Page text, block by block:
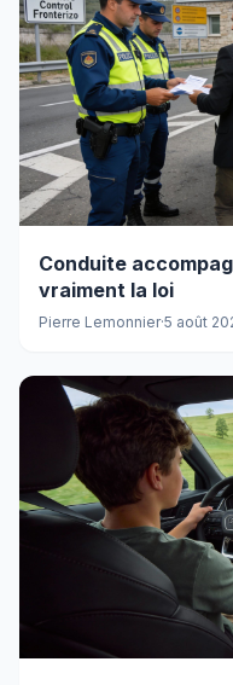
Conduite
vraiment la loi
Pierre Lemonnier·5 août